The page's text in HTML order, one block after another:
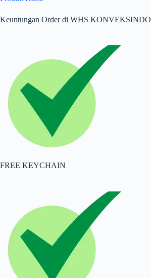
Keuntungan Order di WHS KONVEKSINDO
FREE KEYCHAIN